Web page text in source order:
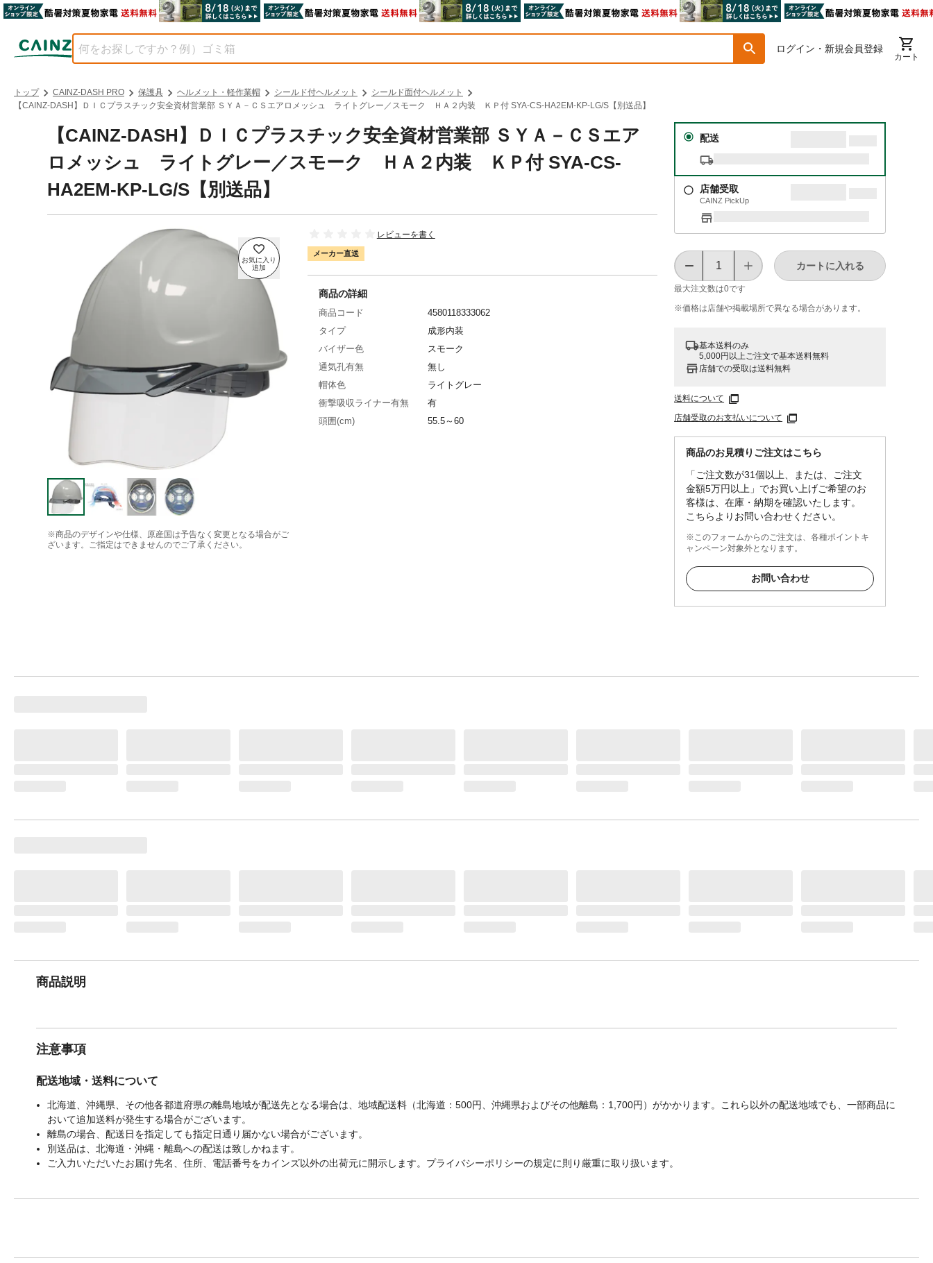
ログイン・新規会員登録
カート
トップ CAINZ-DASH PRO 保護具 ヘルメット・軽作業帽 シールド付ヘルメット
シールド面付ヘルメット
【CAINZ-DASH】ＤＩＣプラスチック安全資材営業部 ＳＹＡ－ＣＳエアロメッシュ ライトグレー／スモーク ＨＡ２内装 ＫＰ付 SYA-CS-HA2EM-KP-LG/S【別送品】
【CAINZ-DASH】ＤＩＣプラスチック安全資材営業部 ＳＹＡ－ＣＳエア
ロメッシュ ライトグレー／スモーク ＨＡ２内装 ＫＰ付 SYA-CS-
HA2EM-KP-LG/S【別送品】
※商品のデザインや仕様、原産国は予告なく変更となる場合がご
ざいます。ご指定はできませんのでご了承ください。
レビューを書く
メーカー直送
配送
店舗受取
CAINZ PickUp
最大注文数は0です
カートに入れる
※価格は​店舗や​掲載場所で​異なる​場合が​あります。
基本送料のみ
5,000円以上ご注文で基本送料無料
店舗での受取は送料無料
送料について
店舗受取のお支払いについて
商品のお見積りご注文はこちら
「ご注文数が31個以上、または、ご注文
金額5万円以上」でお買い上げご希望のお
客様は、在庫・納期を確認いたします。
こちらよりお問い合わせください。
※このフォームからのご注文は、各種ポイントキ
ャンペーン対象外となります。
お問い合わせ
商品の詳細
商品コード
4580118333062
タイプ
成形内装
バイザー色
スモーク
通気孔有無
無し
帽体色
ライトグレー
衝撃吸収ライナー有無
有
頭囲(cm)
55.5～60
商品説明
注意事項
配送地域・送料について
北海道、沖縄県、その他各都道府県の離島地域が配送先となる場合は、地域配送料（北海道：500円、沖縄県およびその他離島：1,700円）がかかります。これら以外の配送地域でも、一部商品に
おいて追加送料が発生する場合がございます。
離島の場合、配送日を指定しても指定日通り届かない場合がございます。
別送品は、北海道・沖縄・離島への配送は致しかねます。
ご入力いただいたお届け先名、住所、電話番号をカインズ以外の出荷元に開示します。プライバシーポリシーの規定に則り厳重に取り扱います。